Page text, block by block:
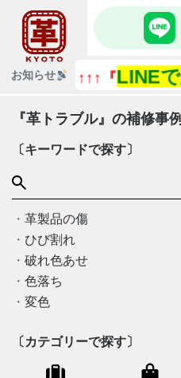
お知らせ
↑↑↑『LINEで見積
『革トラブル』の補修事例
〔キーワードで探す〕
革製品の傷
ひび割れ
破れ色あせ
色落ち
変色
〔カテゴリーで探す〕